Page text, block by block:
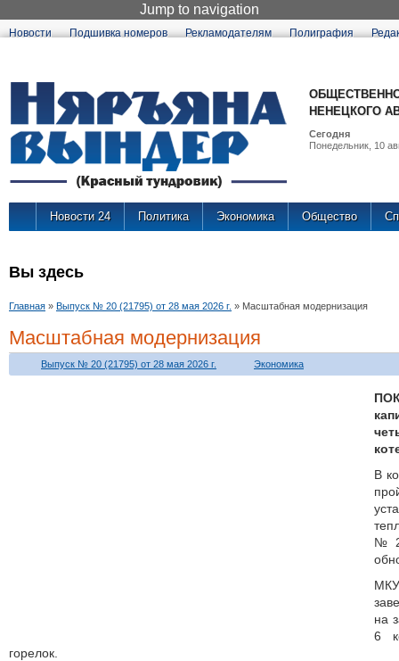
Jump to navigation
Новости Подшивка номеров Рекламодателям Полиграфия
НЕНЕЦКОГО
Сегодня
Понедельник, 10
Новости 24 Политика Экономика Общество
Вы здесь
Главная » Выпуск № 20 (21795) от 28 мая 2026 г. » Масштабная модернизация
Масштабная модернизация
Выпуск № 20 (21795) от 28 мая 2026 г. Экономика
В
№
на
6
горелок.